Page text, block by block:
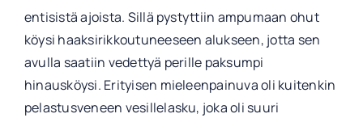
entisistä ajoista. Sillä pystyttiin ampumaan ohut
köysi haaksirikkoutuneeseen alukseen, jotta sen
avulla saatiin vedettyä perille paksumpi
hinausköysi. Erityisen mieleenpainuva oli kuitenkin
pelastusveneen vesillelasku, joka oli suuri